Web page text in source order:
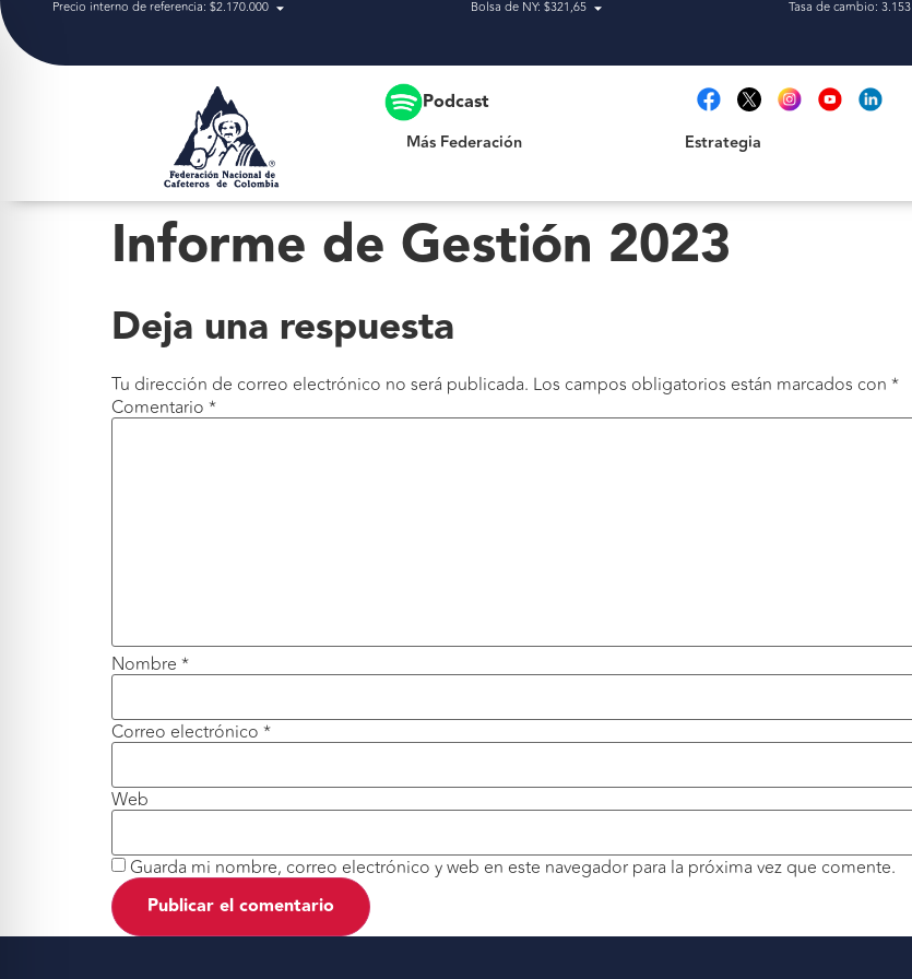
Precio interno de referencia: $2.170.000 Bolsa de NY: $321,65 Tasa de cambio: 3.153
Podcast
Más Federación Estrategia
Informe de Gestión 2023
Deja una respuesta
Tu dirección de correo electrónico no será publicada. Los campos obligatorios están marcados con *
Comentario *
Nombre *
Correo electrónico *
Web
Guarda mi nombre, correo electrónico y web en este navegador para la próxima vez que comente.